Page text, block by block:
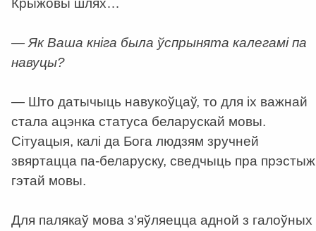
Крыжовы шлях…
— Як Ваша кніга была ўспрынята калегамі па
навуцы?
— Што датычыць навукоўцаў, то для іх важнай
стала ацэнка статуса беларускай мовы.
Сітуацыя, калі да Бога людзям зручней
звяртацца па-беларуску, сведчыць пра прэстыж
гэтай мовы.
Для палякаў мова з’яўляецца адной з галоўных